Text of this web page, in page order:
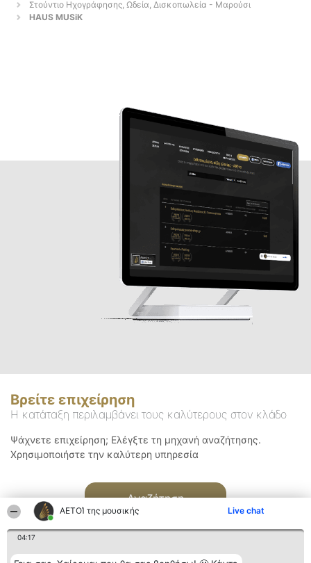
ΑΕΤΟΊ της μουσικής Live chat
04:17
Στούντιο Ηχογράφησης, Ωδεία, Δισκοπωλεία - Μαρούσι
HAUS MUSiK
Βρείτε επιχείρηση
Η κατάταξη περιλαμβάνει τους καλύτερους στον κλάδο
Ψάχνετε επιχείρηση; Ελέγξτε τη μηχανή αναζήτησης.
Χρησιμοποιήστε την καλύτερη υπηρεσία
Αναζήτηση